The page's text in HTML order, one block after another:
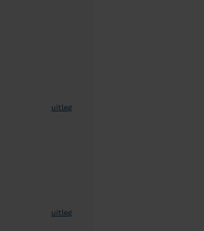
uitleg
uitleg